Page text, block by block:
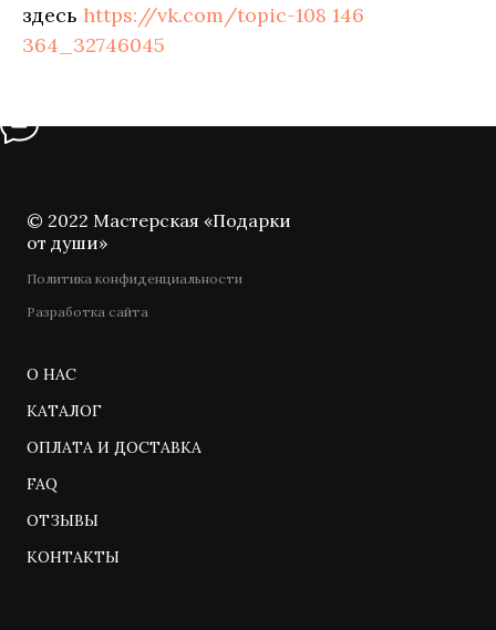
здесь https://vk.com/topic-108 146
364_32746045
© 2022 Мастерская «Подарки
от души»
Политика конфиденциальности
Разработка сайта
О НАС
КАТАЛОГ
ОПЛАТА И ДОСТАВКА
FAQ
ОТЗЫВЫ
КОНТАКТЫ